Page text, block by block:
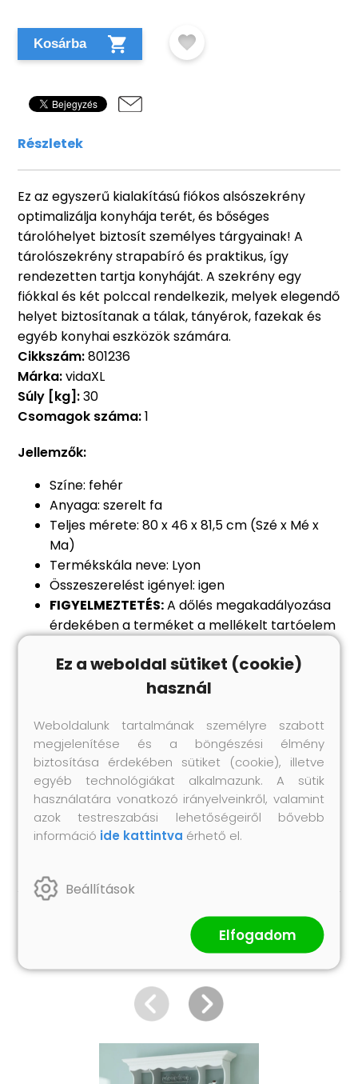
Kosárba
Részletek
Ez az egyszerű kialakítású fiókos alsószekrény
optimalizálja konyhája terét, és bőséges
tárolóhelyet biztosít személyes tárgyainak! A
tárolószekrény strapabíró és praktikus, így
rendezetten tartja konyháját. A szekrény egy
fiókkal és két polccal rendelkezik, melyek elegendő
helyet biztosítanak a tálak, tányérok, fazekak és
egyéb konyhai eszközök számára.
Cikkszám:801236
Márka:vidaXL
Súly [kg]:30
Csomagok száma:1
Jellemzők:
Színe: fehér
Anyaga: szerelt fa
Teljes mérete: 80 x 46 x 81,5 cm (Szé x Mé x
Ma)
Termékskála neve: Lyon
Összeszerelést igényel: igen
FIGYELMEZTETÉS:A dőlés megakadályozása
érdekében a terméket a mellékelt tartóelem
Figyelem:a falon belüli csavar(ok) és
dugó(k) nem alaptartozékok. Keressen és
és dugó(ka)t. Ha bizonytalan, kérje
szakember tanácsát. Gondosan olvassa el és
kövesse a használati utasítás minden lépését.
Legal Documents:
Itt
további részleteket találhat arról; hogyan
akadályozza meg a bútorok felborulását
Hasonló termékek
Ez a weboldal sütiket (cookie)
használ
Weboldalunk tartalmának személyre szabott
megjelenítése és a böngészési élmény
biztosítása érdekében sütiket (cookie), illetve
egyéb technológiákat alkalmazunk. A sütik
használatára vonatkozó irányelveinkről, valamint
azok testreszabási lehetőségeiről bővebb
információ ide kattintva érhető el.
Beállítások
Elfogadom